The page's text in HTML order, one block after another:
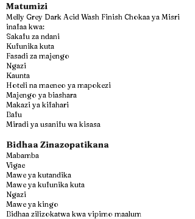
Matumizi
Melly Grey Dark Acid Wash Finish Chokaa ya Misri
inafaa kwa:
Sakafu za ndani
Kufunika kuta
Fasadi za majengo
Ngazi
Kaunta
Hoteli na maeneo ya mapokezi
Majengo ya biashara
Makazi ya kifahari
Bafu
Miradi ya usanifu wa kisasa
Bidhaa Zinazopatikana
Mabamba
Vigae
Mawe ya kutandika
Mawe ya kufunika kuta
Ngazi
Mawe ya kingo
Bidhaa zilizokatwa kwa vipimo maalum